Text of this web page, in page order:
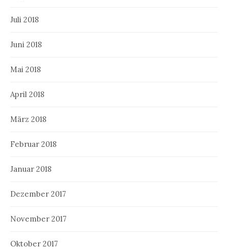
Juli 2018
Juni 2018
Mai 2018
April 2018
März 2018
Februar 2018
Januar 2018
Dezember 2017
November 2017
Oktober 2017